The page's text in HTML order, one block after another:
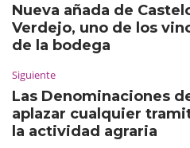
Nueva añada de
Verdejo, uno de los
de la bodega
Siguiente
Las Denominaciones
aplazar cualquier
la actividad agraria